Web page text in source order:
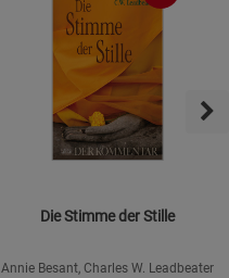
Die Stimme der Stille
Annie Besant, Charles W. Leadbeater